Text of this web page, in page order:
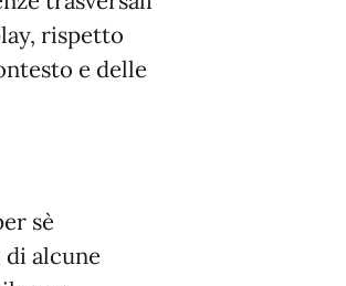
rispetto
e delle
sè
alcune